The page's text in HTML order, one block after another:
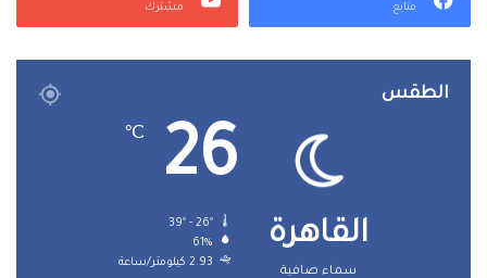
متابع مشترك
الطقس
القاهرة
سماء صافية
26
℃
61%
2.93 كيلومتر/ساعة